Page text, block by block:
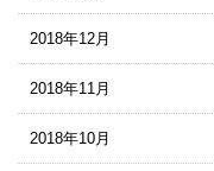
2018年12月
2018年11月
2018年10月